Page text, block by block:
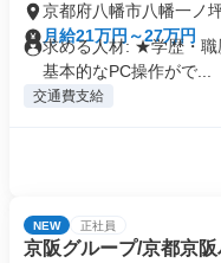
京都府八幡市八幡一ノ
月給21万円～27万円
求める人材: ★学歴・職
基本的なPC操作がで...
交通費支給
NEW 正社員
京阪グループ/京都京